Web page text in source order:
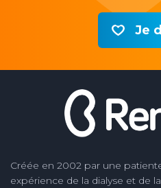
Je
Créée en 2002 par une
expérience de la dialyse et de